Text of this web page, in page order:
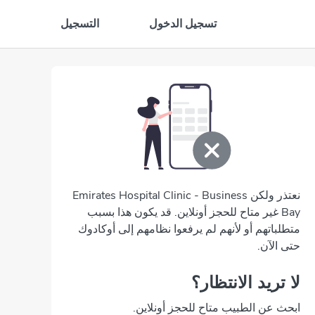
تسجيل الدخول التسجيل
نعتذر ولكن Emirates Hospital Clinic - Business
Bay غير متاح للحجز أونلاين. قد يكون هذا بسبب
متطلباتهم أو لأنهم لم يرفعوا نظامهم إلى أوكادوك
حتى الآن.
لا تريد الانتظار؟
ابحث عن الطبيب متاح للحجز أونلاين.